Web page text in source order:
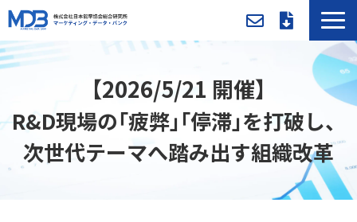
導入事例／課題別活用法
入会方法・料金
セミナー/イベント
【2026/5/21 開催】
R&D現場の｢疲弊｣｢停滞｣を打破し、
次世代テーマへ踏み出す組織改革